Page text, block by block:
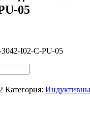
05
I02-C-PU-05
Категория: